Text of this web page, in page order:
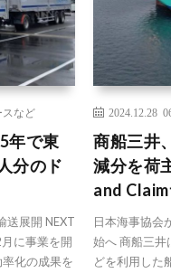
スなど
年で東
分のド
送展開 NEXT
に事業を開
化の成果を
2024.12.28
商船三井
減分を荷
and
日本海事協会
始へ 商船三
どを利用した